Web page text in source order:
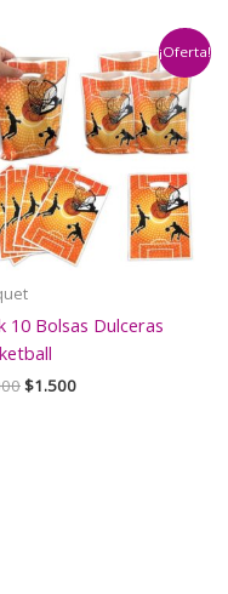
¡Oferta!
10 Bolsas Dulceras
El
$1.500El